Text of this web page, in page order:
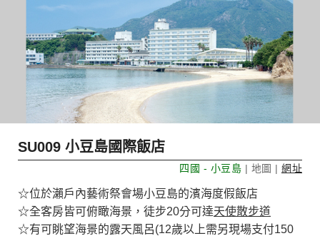
SU009 小豆島國際飯店
四國 - 小豆島 | 地圖 | 網址
☆位於瀨戶內藝術祭會場小豆島的濱海度假飯店
☆全客房皆可俯瞰海景，徒步20分可達天使散步道
☆有可眺望海景的露天風呂(12歲以上需另現場支付150